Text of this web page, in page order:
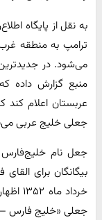
به نقل از پایگاه
ترامپ به منطقه
می‌شود. در
منبع گزارش داده
عربستان اعلام کند
جعلی خلیج عربی
جعل نام
بیگانگان برای
جعلی «خلیج فارس